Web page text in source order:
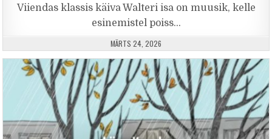
Viiendas klassis käiva Walteri isa on muusik, kelle
esinemistel poiss…
PUBLISHED DATE:
MÄRTS 24, 2026